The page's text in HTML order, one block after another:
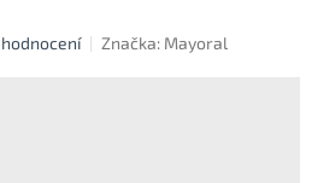
Značka: Mayoral